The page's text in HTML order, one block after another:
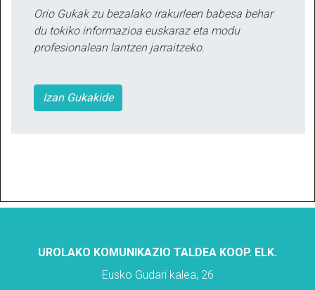
Orio Gukak zu bezalako irakurleen babesa behar
du tokiko informazioa euskaraz eta modu
profesionalean lantzen jarraitzeko.
Izan Gukakide
UROLAKO KOMUNIKAZIO TALDEA KOOP. ELK.
Eusko Gudari kalea, 26